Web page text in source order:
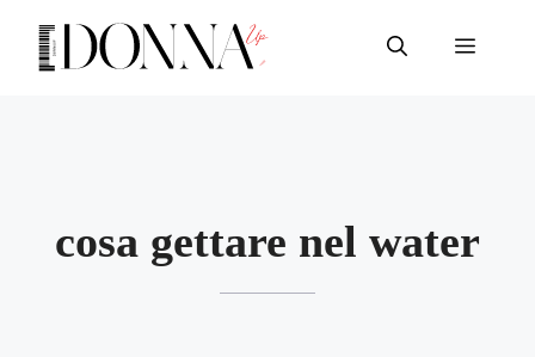
contenuto
Menu
cosa gettare nel water